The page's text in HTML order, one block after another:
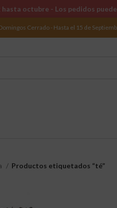
Cerrado - Hasta el 15 de
Productos etiquetados “té”
octubre - Los pedidos